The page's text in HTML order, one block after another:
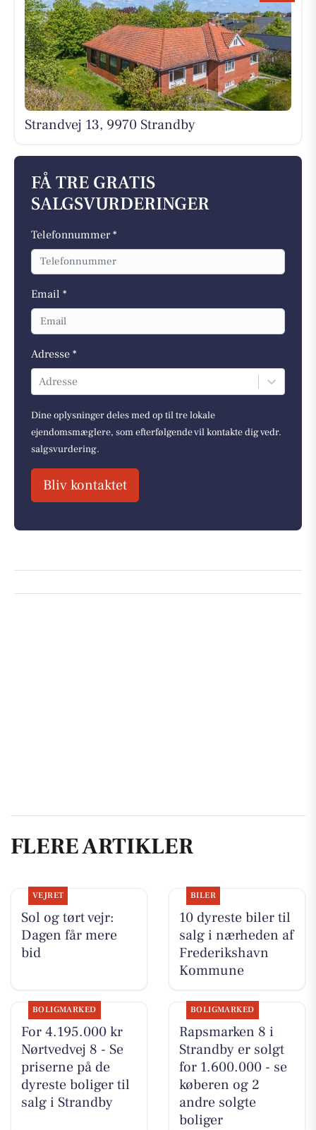
Strandvej 13, 9970 Strandby
FÅ TRE GRATIS
SALGSVURDERINGER
Telefonnummer *
Email *
Adresse *
Adresse
Dine oplysninger deles med op til tre lokale
ejendomsmæglere, som efterfølgende vil kontakte dig vedr.
salgsvurdering.
Bliv kontaktet
FLERE ARTIKLER
VEJRET
Sol og tørt vejr:
Dagen får mere
bid
BILER
10 dyreste biler til
salg i nærheden af
Frederikshavn
Kommune
BOLIGMARKED
For 4.195.000 kr
Nørtvedvej 8 - Se
priserne på de
dyreste boliger til
salg i Strandby
BOLIGMARKED
Rapsmarken 8 i
Strandby er solgt
for 1.600.000 - se
køberen og 2
andre solgte
boliger